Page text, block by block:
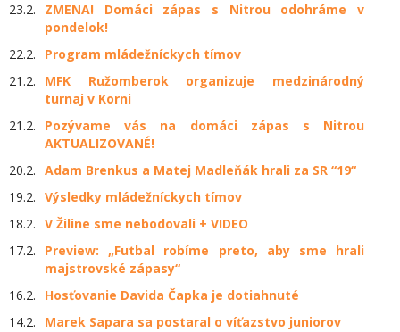
23.2.
ZMENA! Domáci zápas s Nitrou odohráme v
pondelok!
22.2.
Program mládežníckych tímov
21.2.
MFK Ružomberok organizuje medzinárodný
turnaj v Korni
21.2.
Pozývame vás na domáci zápas s Nitrou
AKTUALIZOVANÉ!
20.2. Adam Brenkus a Matej Madleňák hrali za SR “19“
19.2. Výsledky mládežníckych tímov
18.2. V Žiline sme nebodovali + VIDEO
17.2.
Preview: „Futbal robíme preto, aby sme hrali
majstrovské zápasy“
16.2.
Hosťovanie Davida Čapka je dotiahnuté
14.2.
Marek Sapara sa postaral o víťazstvo juniorov